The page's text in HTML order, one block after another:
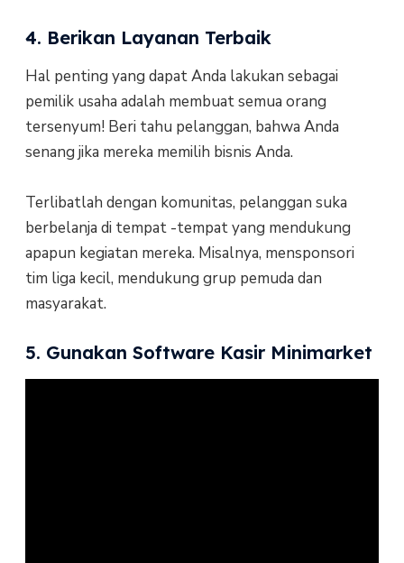
4. Berikan Layanan Terbaik
Hal penting yang dapat Anda lakukan sebagai
pemilik usaha adalah membuat semua orang
tersenyum! Beri tahu pelanggan, bahwa Anda
senang jika mereka memilih bisnis Anda.
Terlibatlah dengan komunitas, pelanggan suka
berbelanja di tempat -tempat yang mendukung
apapun kegiatan mereka. Misalnya, mensponsori
tim liga kecil, mendukung grup pemuda dan
masyarakat.
5. Gunakan Software Kasir Minimarket